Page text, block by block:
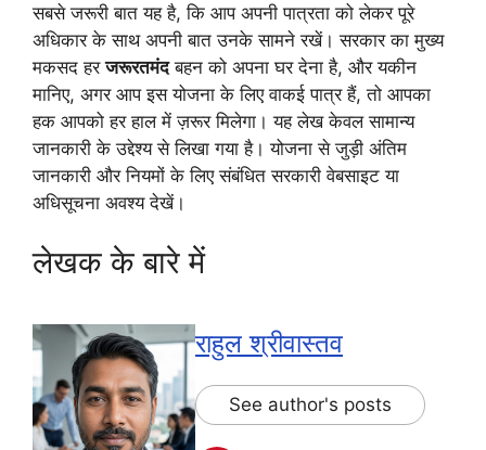
सबसे जरूरी बात यह है, कि आप अपनी पात्रता को लेकर पूरे
अधिकार के साथ अपनी बात उनके सामने रखें। सरकार का मुख्य
मकसद हरजरूरतमंदबहन को अपना घर देना है, और यकीन
मानिए, अगर आप इस योजना के लिए वाकई पात्र हैं, तो आपका
हक आपको हर हाल में ज़रूर मिलेगा। यह लेख केवल सामान्य
जानकारी के उद्देश्य से लिखा गया है। योजना से जुड़ी अंतिम
जानकारी और नियमों के लिए संबंधित सरकारी वेबसाइट या
अधिसूचना अवश्य देखें।
लेखक के बारे में
राहुल श्रीवास्तव
See author's posts